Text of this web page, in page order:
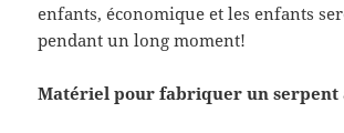
enfants, économique et les enfants
pendant un long moment!
Matériel pour fabriquer un serpent